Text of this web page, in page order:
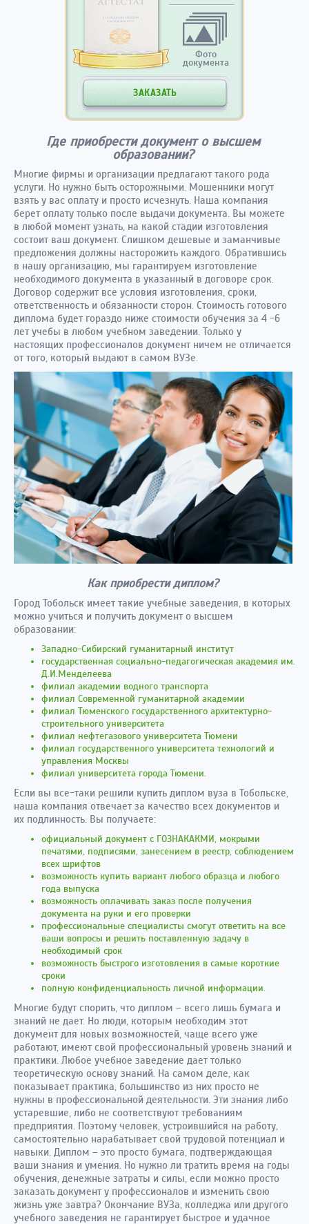
Фото
документа
ЗАКАЗАТЬ
Где приобрести документ о высшем
образовании?
Многие фирмы и организации предлагают такого рода
услуги. Но нужно быть осторожными. Мошенники могут
взять у вас оплату и просто исчезнуть. Наша компания
берет оплату только после выдачи документа. Вы можете
в любой момент узнать, на какой стадии изготовления
состоит ваш документ. Слишком дешевые и заманчивые
предложения должны насторожить каждого. Обратившись
в нашу организацию, мы гарантируем изготовление
необходимого документа в указанный в договоре срок.
Договор содержит все условия изготовления, сроки,
ответственность и обязанности сторон. Стоимость готового
диплома будет гораздо ниже стоимости обучения за 4 -6
лет учебы в любом учебном заведении. Только у
настоящих профессионалов документ ничем не отличается
от того, который выдают в самом ВУЗе.
Как приобрести диплом?
Город Тобольск имеет такие учебные заведения, в которых
можно учиться и получить документ о высшем
образовании:
Западно-Сибирский гуманитарный институт
государственная социально-педагогическая академия им.
Д.И.Менделеева
филиал академии водного транспорта
филиал Современной гуманитарной академии
филиал Тюменского государственного архитектурно-
строительного университета
филиал нефтегазового университета Тюмени
филиал государственного университета технологий и
управления Москвы
филиал университета города Тюмени.
Если вы все-таки решили купить диплом вуза в Тобольске,
наша компания отвечает за качество всех документов и
их подлинность. Вы получаете:
официальный документ с ГОЗНАКАКМИ, мокрыми
печатями, подписями, занесением в реестр, соблюдением
всех шрифтов
возможность купить вариант любого образца и любого
года выпуска
возможность оплачивать заказ после получения
документа на руки и его проверки
профессиональные специалисты смогут ответить на все
ваши вопросы и решить поставленную задачу в
необходимый срок
возможность быстрого изготовления в самые короткие
сроки
полную конфиденциальность личной информации.
Многие будут спорить, что диплом – всего лишь бумага и
знаний не дает. Но люди, которым необходим этот
документ для новых возможностей, чаще всего уже
работают, имеют свой профессиональный уровень знаний и
практики. Любое учебное заведение дает только
теоретическую основу знаний. На самом деле, как
показывает практика, большинство из них просто не
нужны в профессиональной деятельности. Эти знания либо
устаревшие, либо не соответствуют требованиям
предприятия. Поэтому человек, устроившийся на работу,
самостоятельно нарабатывает свой трудовой потенциал и
навыки. Диплом – это просто бумага, подтверждающая
ваши знания и умения. Но нужно ли тратить время на годы
обучения, денежные затраты и силы, если можно просто
заказать документ у профессионалов и изменить свою
жизнь уже завтра? Окончание ВУЗа, колледжа или другого
учебного заведения не гарантирует быстрое и удачное